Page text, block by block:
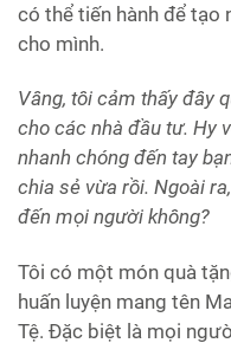
có thể tiến hành để tạo
cho mình.
Vâng, tôi cảm thấy đây
cho các nhà đầu tư. Hy
nhanh chóng đến tay
chia sẻ vừa rồi. Ngoài
đến mọi người không?
Tôi có một món quà
huấn luyện mang tên
Tệ. Đặc biệt là mọi